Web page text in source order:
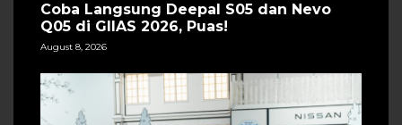
Coba Langsung Deepal S05 dan Nevo
Q05 di GIIAS 2026, Puas!
August 8, 2026